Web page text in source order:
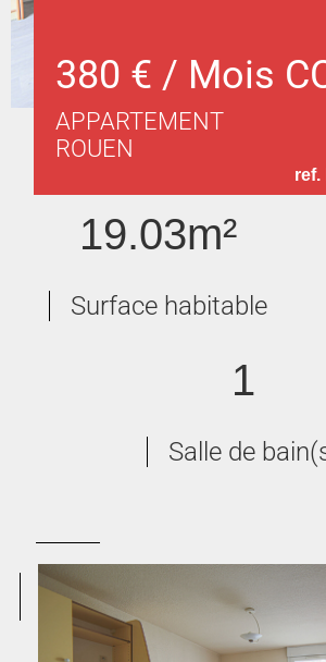
380 € / Mois
APPARTEMENT
ROUEN
ref.
19.03m²
Surface habitable
1
Salle de